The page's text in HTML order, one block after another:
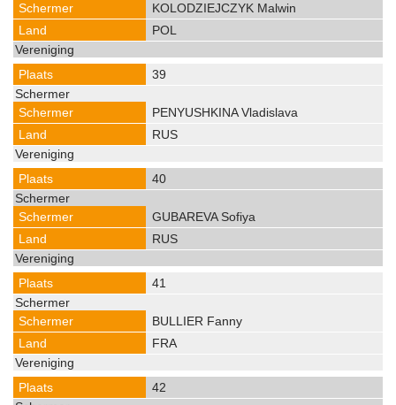
KOLODZIEJCZYK Malwin
POL
39
PENYUSHKINA Vladislava
RUS
40
GUBAREVA Sofiya
RUS
41
BULLIER Fanny
FRA
42